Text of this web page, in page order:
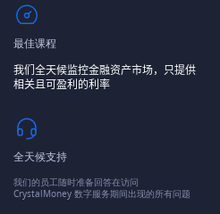
最佳课程
我们全天候监控金融资产市场，只提供
相关且可盈利的利率
全天候支持
我们的员工随时准备回答在访问
CrystalMoney 数字服务期间出现的所有问题